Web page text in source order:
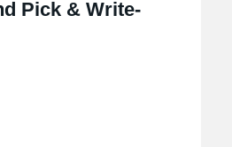
Pick & Write-